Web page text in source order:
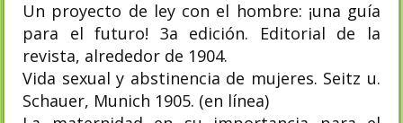
Un proyecto de ley con el hombre: ¡una guía
para el futuro! 3a edición. Editorial de la
revista, alrededor de 1904.
Vida sexual y abstinencia de mujeres. Seitz u.
Schauer, Munich 1905. (en línea)